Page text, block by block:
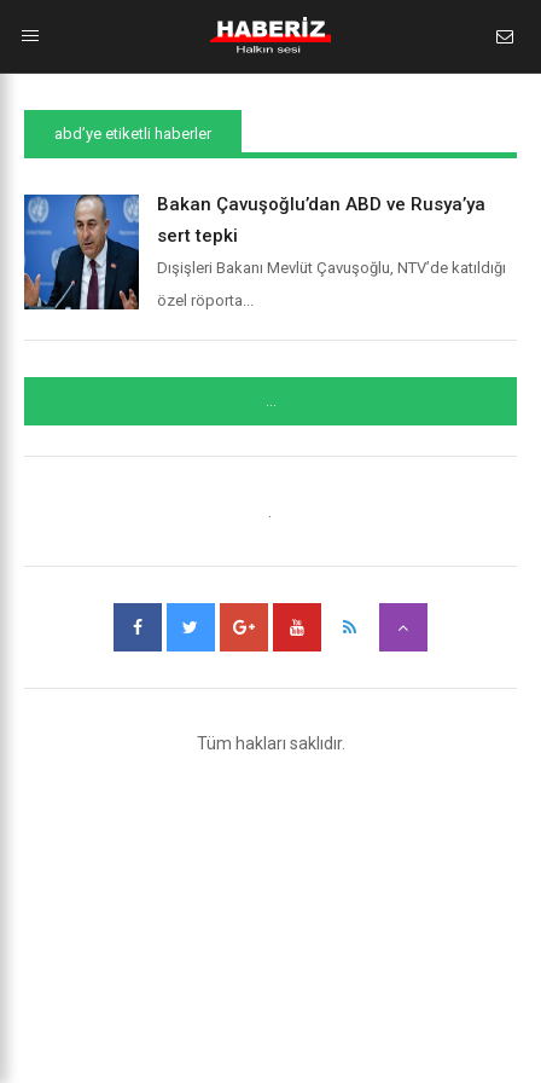
abd’ye etiketli haberler
Bakan Çavuşoğlu’dan ABD ve Rusya’ya
sert tepki
Dışişleri Bakanı Mevlüt Çavuşoğlu, NTV’de katıldığı
özel röporta...
...
Tüm hakları saklıdır.